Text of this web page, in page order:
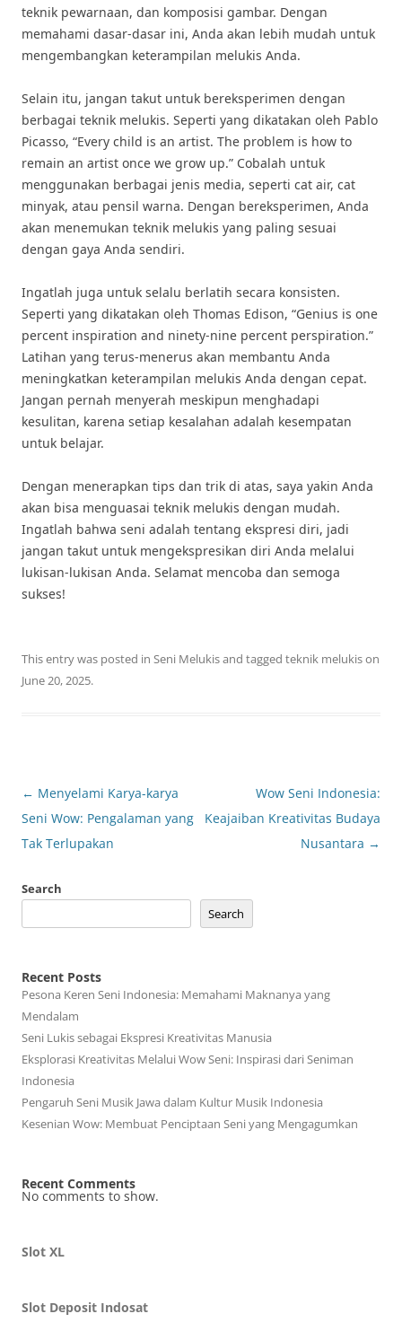
teknik pewarnaan, dan komposisi gambar. Dengan
memahami dasar-dasar ini, Anda akan lebih mudah untuk
mengembangkan keterampilan melukis Anda.
Selain itu, jangan takut untuk bereksperimen dengan
berbagai teknik melukis. Seperti yang dikatakan oleh Pablo
Picasso, “Every child is an artist. The problem is how to
remain an artist once we grow up.” Cobalah untuk
menggunakan berbagai jenis media, seperti cat air, cat
minyak, atau pensil warna. Dengan bereksperimen, Anda
akan menemukan teknik melukis yang paling sesuai
dengan gaya Anda sendiri.
Ingatlah juga untuk selalu berlatih secara konsisten.
Seperti yang dikatakan oleh Thomas Edison, “Genius is one
percent inspiration and ninety-nine percent perspiration.”
Latihan yang terus-menerus akan membantu Anda
meningkatkan keterampilan melukis Anda dengan cepat.
Jangan pernah menyerah meskipun menghadapi
kesulitan, karena setiap kesalahan adalah kesempatan
untuk belajar.
Dengan menerapkan tips dan trik di atas, saya yakin Anda
akan bisa menguasai teknik melukis dengan mudah.
Ingatlah bahwa seni adalah tentang ekspresi diri, jadi
jangan takut untuk mengekspresikan diri Anda melalui
lukisan-lukisan Anda. Selamat mencoba dan semoga
sukses!
This entry was posted in Seni Melukisand tagged teknik melukison
June 20, 2025.
Post
navigation
← Menyelami Karya-karya
Seni Wow: Pengalaman yang
Tak Terlupakan
Wow Seni Indonesia:
Keajaiban Kreativitas Budaya
Nusantara →
Search
Search
Recent Posts
Pesona Keren Seni Indonesia: Memahami Maknanya yang
Mendalam
Seni Lukis sebagai Ekspresi Kreativitas Manusia
Eksplorasi Kreativitas Melalui Wow Seni: Inspirasi dari Seniman
Indonesia
Pengaruh Seni Musik Jawa dalam Kultur Musik Indonesia
Kesenian Wow: Membuat Penciptaan Seni yang Mengagumkan
Recent Comments
No comments to show.
Slot XL
Slot Deposit Indosat